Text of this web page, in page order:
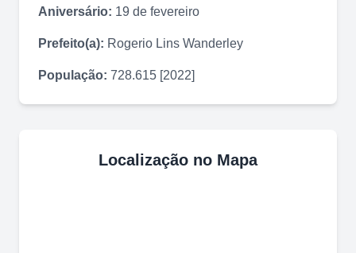
Aniversário: 19 de fevereiro
Prefeito(a): Rogerio Lins Wanderley
População: 728.615 [2022]
Localização no Mapa